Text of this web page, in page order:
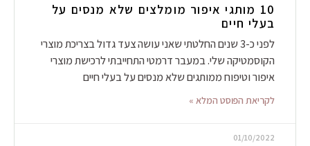
10 מותגי איפור מומלצים שלא מנסים על
בעלי חיים
לפני כ-3 שנים החלטתי שאני עושה צעד גדול בצריכת מוצרי
הקוסמטיקה שלי. במעבר דרמטי התחייבתי לרכישת מוצרי
איפור וטיפוח ממותגים שלא מנסים על בעלי חיים
לקריאת הפוסט המלא »
01/10/2022